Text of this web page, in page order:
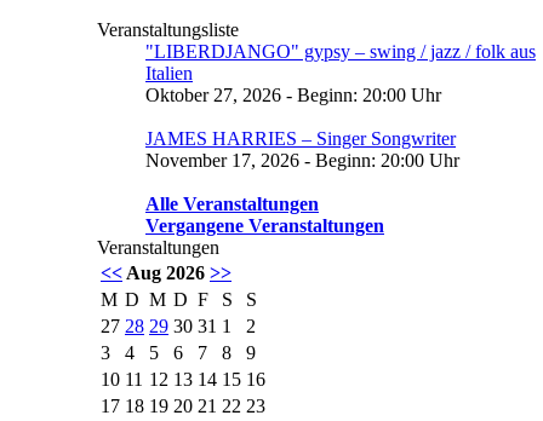
Veranstaltungsliste
"LIBERDJANGO" gypsy – swing / jazz / folk aus
Italien
Oktober 27, 2026 - Beginn: 20:00 Uhr
JAMES HARRIES – Singer Songwriter
November 17, 2026 - Beginn: 20:00 Uhr
Alle Veranstaltungen
Vergangene Veranstaltungen
Veranstaltungen
<< Aug 2026 >>
M D M D F S
S
27 28 29 30 31 1
2
3
4 5 6 7 8
9
10 11 12 13 14 15 16
17 18 19 20 21 22 23